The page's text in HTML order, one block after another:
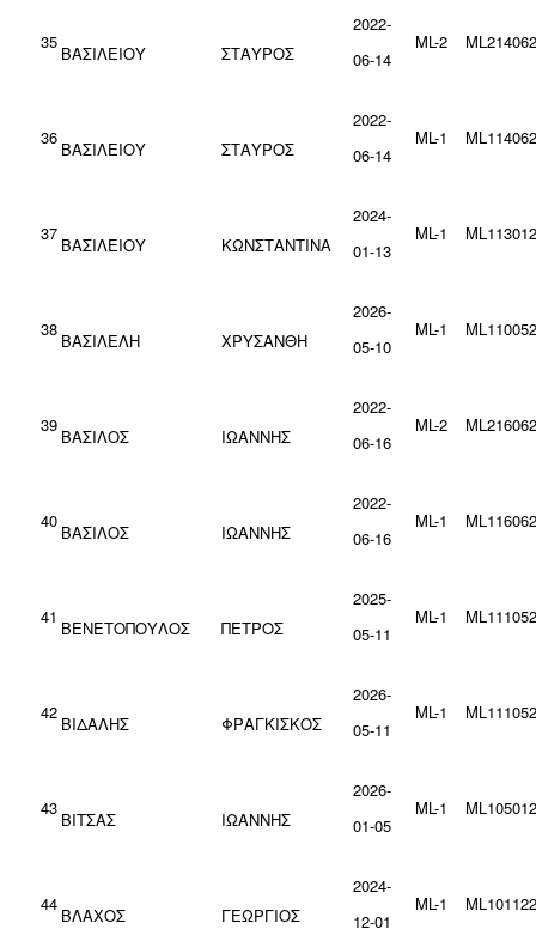
35
ΒΑΣΙΛΕΙΟΥ ΣΤΑΥΡΟΣ
2022-
06-14
ML-2
36
ΒΑΣΙΛΕΙΟΥ ΣΤΑΥΡΟΣ
2022-
06-14
ML-1
37
ΒΑΣΙΛΕΙΟΥ ΚΩΝΣΤΑΝΤΙΝΑ
2024-
01-13
ML-1
38
ΒΑΣΙΛΕΛΗ ΧΡΥΣΑΝΘΗ
2026-
05-10
ML-1
39
ΒΑΣΙΛΟΣ ΙΩΑΝΝΗΣ
2022-
06-16
ML-2
40
ΒΑΣΙΛΟΣ ΙΩΑΝΝΗΣ
2022-
06-16
ML-1
41
ΒΕΝΕΤΟΠΟΥΛΟΣ ΠΕΤΡΟΣ
2025-
05-11
ML-1
42
ΒΙΔΑΛΗΣ ΦΡΑΓΚΙΣΚΟΣ
2026-
05-11
ML-1
43
ΒΙΤΣΑΣ ΙΩΑΝΝΗΣ
2026-
01-05
ML-1
44
ΒΛΑΧΟΣ ΓΕΩΡΓΙΟΣ
2024-
12-01
ML-1